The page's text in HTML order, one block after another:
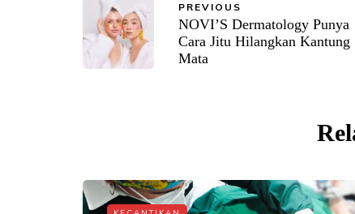
PREVIOUS
NOVI’S Dermatology Punya
Cara Jitu Hilangkan Kantung
Mata